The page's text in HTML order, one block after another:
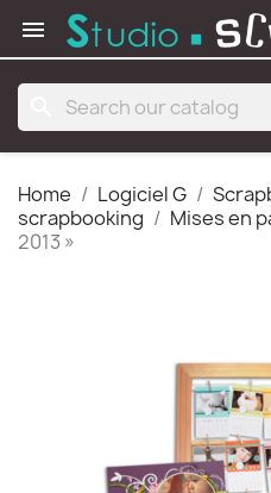

Home Logiciel G
scrapbooking
Mises en
2013 »